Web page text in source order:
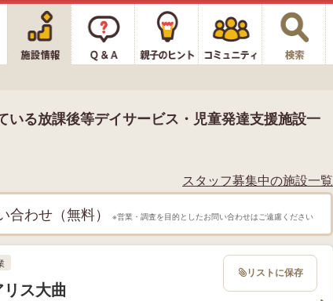
いる放課後等デイサービス・児童発達支援施設一
スタッフ募集中の施設一覧
わせ（無料） ※営業・調査を目的としたお問い合わせはご遠慮ください
ス大曲
リストに保存